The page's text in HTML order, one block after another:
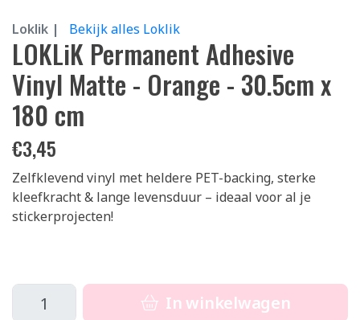
Loklik | Bekijk alles Loklik
LOKLiK Permanent Adhesive
Vinyl Matte - Orange - 30.5cm x
180 cm
€3,45
Zelfklevend vinyl met heldere PET-backing, sterke
kleefkracht & lange levensduur – ideaal voor al je
stickerprojecten!
In winkelwagen